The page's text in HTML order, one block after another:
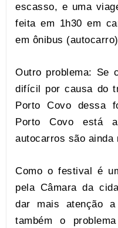
escasso, e uma
feita em 1h30 em
em ônibus
Outro problema: Se
difícil por causa do
Porto Covo dessa
Porto Covo está
autocarros são ainda
Como o festival é
pela Câmara da
dar mais atenção
também o